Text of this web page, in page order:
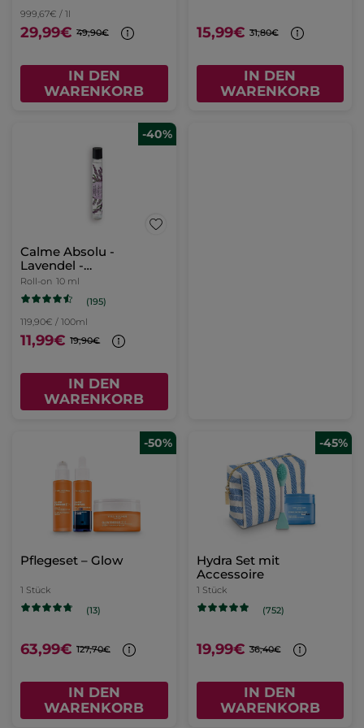
999,67€ / 1l
29,99€ 49,90€
IN DEN
WARENKORB
15,99€ 31,80€
IN DEN
WARENKORB
-40%
Calme Absolu -
Lavendel -
Duftkonzentrat-Roll-on
Roll-on 10 ml
(195)
119,90€ / 100ml
11,99€ 19,90€
IN DEN
WARENKORB
-50%
Pflegeset – Glow
1 Stück
(13)
63,99€ 127,70€
IN DEN
WARENKORB
-45%
Hydra Set mit
Accessoire
1 Stück
(752)
19,99€ 36,40€
IN DEN
WARENKORB